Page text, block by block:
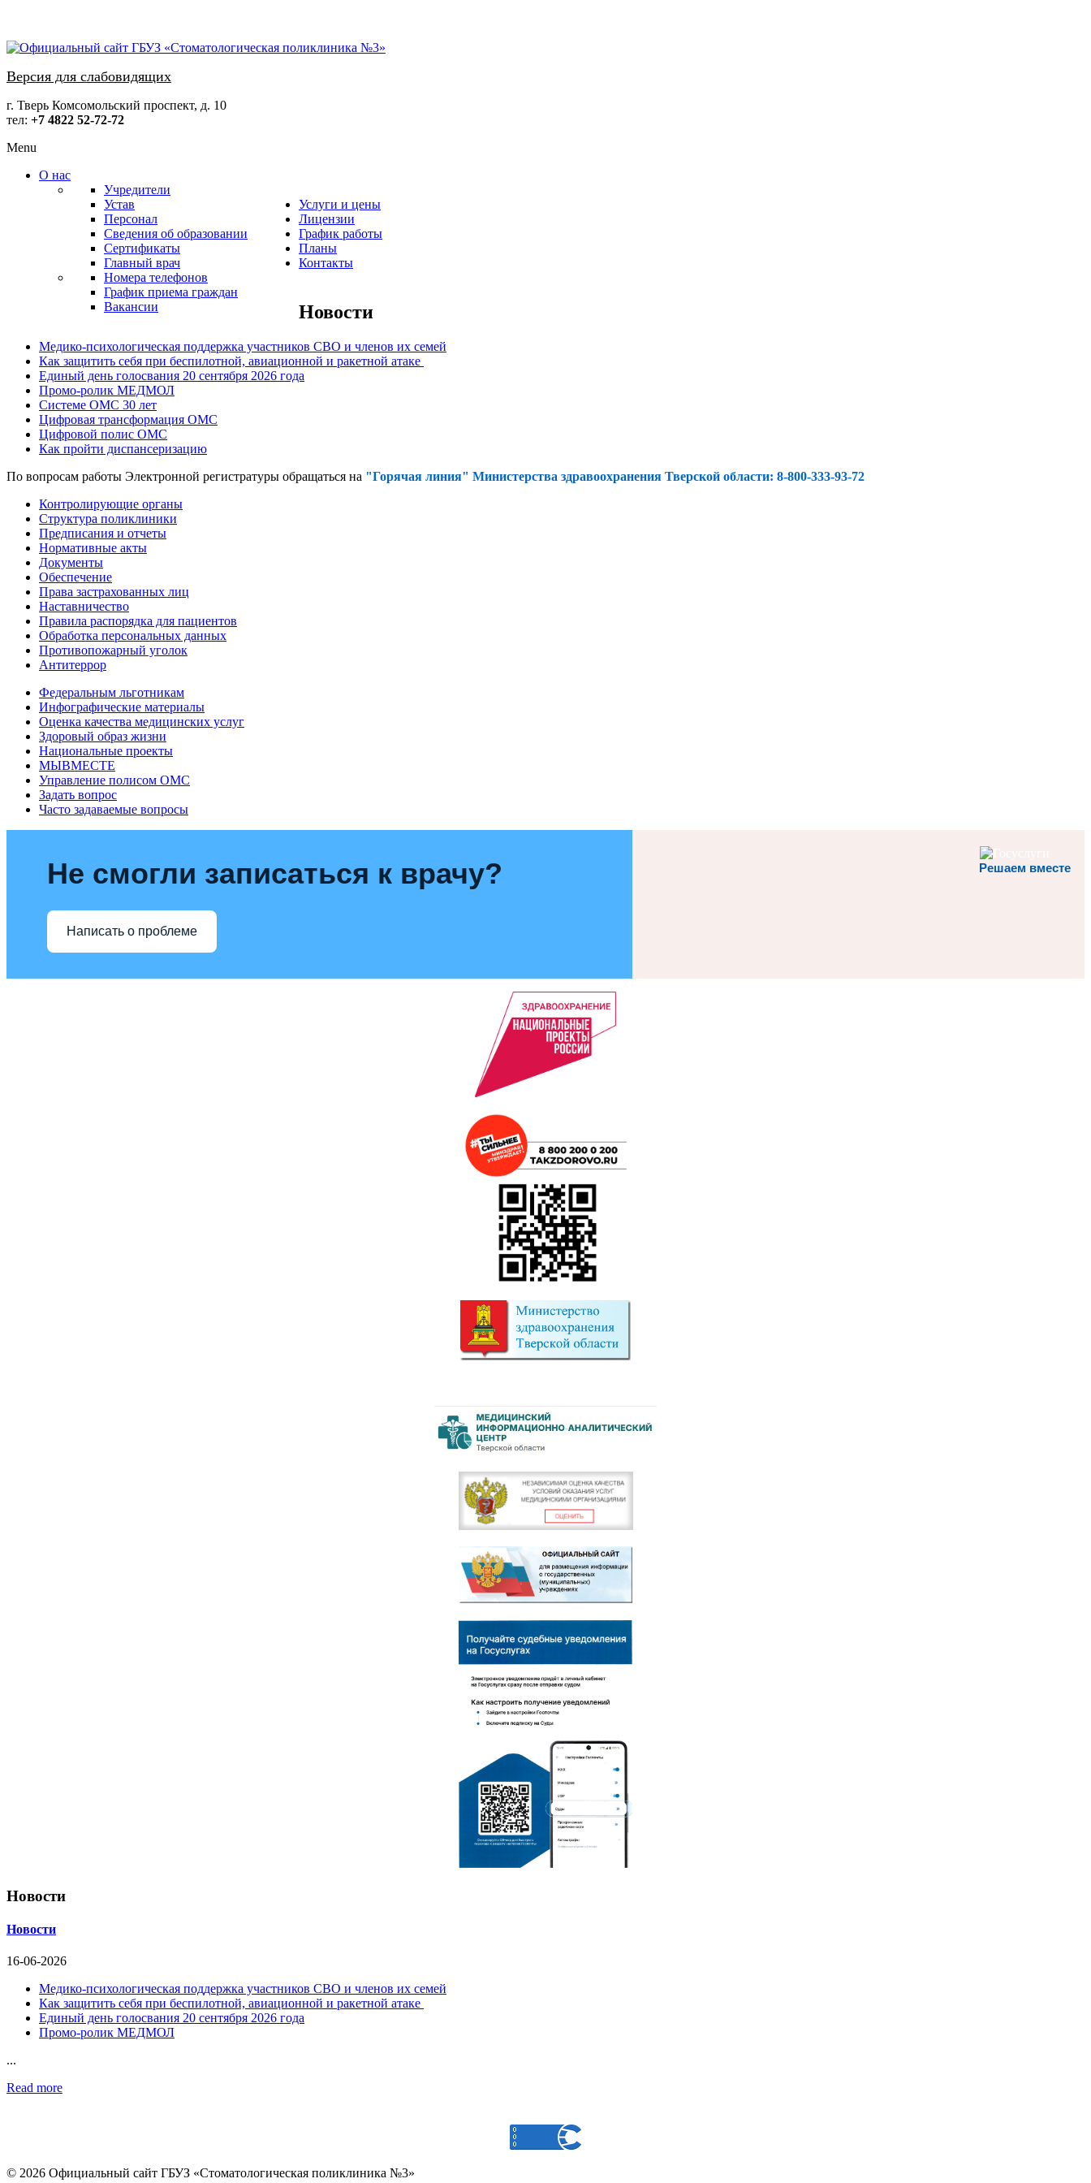
Версия для слабовидящих
г. Тверь Комсомольский проспект, д. 10
тел: +7 4822 52-72-72
Menu
О нас
Учредители
Устав
Персонал
Сведения об образовании
Сертификаты
Главный врач
Услуги и цены
Лицензии
График работы
Планы
Контакты
Номера телефонов
График приема граждан
Вакансии
Новости
Медико-психологическая поддержка участников СВО и членов их семей
Как защитить себя при беспилотной, авиационной и ракетной атаке
Единый день голосвания 20 сентября 2026 года
Промо-ролик МЕДМОЛ
Системе ОМС 30 лет
Цифровая трансформация ОМС
Цифровой полис ОМС
Как пройти диспансеризацию
По вопросам работы Электронной регистратуры обращаться на "Горячая линия" Министерства здравоохранения Тверской области: 8-800-333-93-72
Контролирующие органы
Cтруктура поликлиники
Предписания и отчеты
Нормативные акты
Документы
Обеспечение
Права застрахованных лиц
Наставничество
Правила распорядка для пациентов
Обработка персональных данных
Противопожарный уголок
Антитеррор
Федеральным льготникам
Инфографические материалы
Оценка качества медицинских услуг
Здоровый образ жизни
Национальные проекты
МЫВМЕСТЕ
Управление полисом ОМС
Задать вопрос
Часто задаваемые вопросы
Решаем вместе
Не смогли записаться к врачу?
Написать о проблеме
Новости
Новости
16-06-2026
Медико-психологическая поддержка участников СВО и членов их семей
Как защитить себя при беспилотной, авиационной и ракетной атаке
Единый день голосвания 20 сентября 2026 года
Промо-ролик МЕДМОЛ
...
Read more
© 2026 Официальный сайт ГБУЗ «Стоматологическая поликлиника №3»